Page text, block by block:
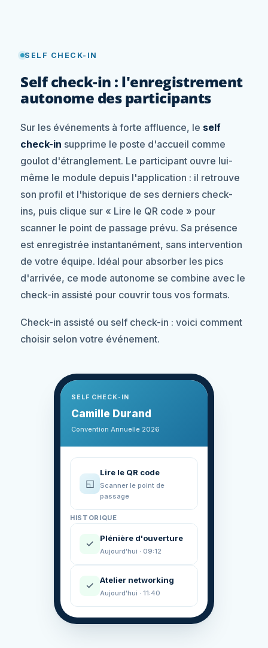
SELF CHECK-IN
Self check-in : l'enregistrement
autonome des participants
Sur les événements à forte affluence, le self
check-in supprime le poste d'accueil comme
goulot d'étranglement. Le participant ouvre lui-
même le module depuis l'application : il retrouve
son profil et l'historique de ses derniers check-
ins, puis clique sur « Lire le QR code » pour
scanner le point de passage prévu. Sa présence
est enregistrée instantanément, sans intervention
de votre équipe. Idéal pour absorber les pics
d'arrivée, ce mode autonome se combine avec le
check-in assisté pour couvrir tous vos formats.
Check-in assisté ou self check-in : voici comment
choisir selon votre événement.
SELF CHECK-IN
Camille Durand
Convention Annuelle 2026
◱
Lire le QR code
Scanner le point de
passage
HISTORIQUE
✓ Plénière d'ouverture
Aujourd'hui · 09:12
✓ Atelier networking
Aujourd'hui · 11:40